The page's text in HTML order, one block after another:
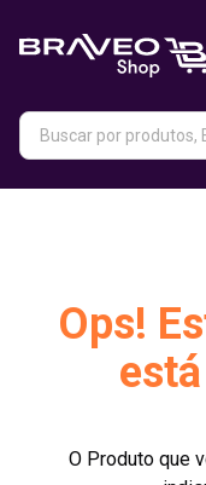
Ops!
O Produto que